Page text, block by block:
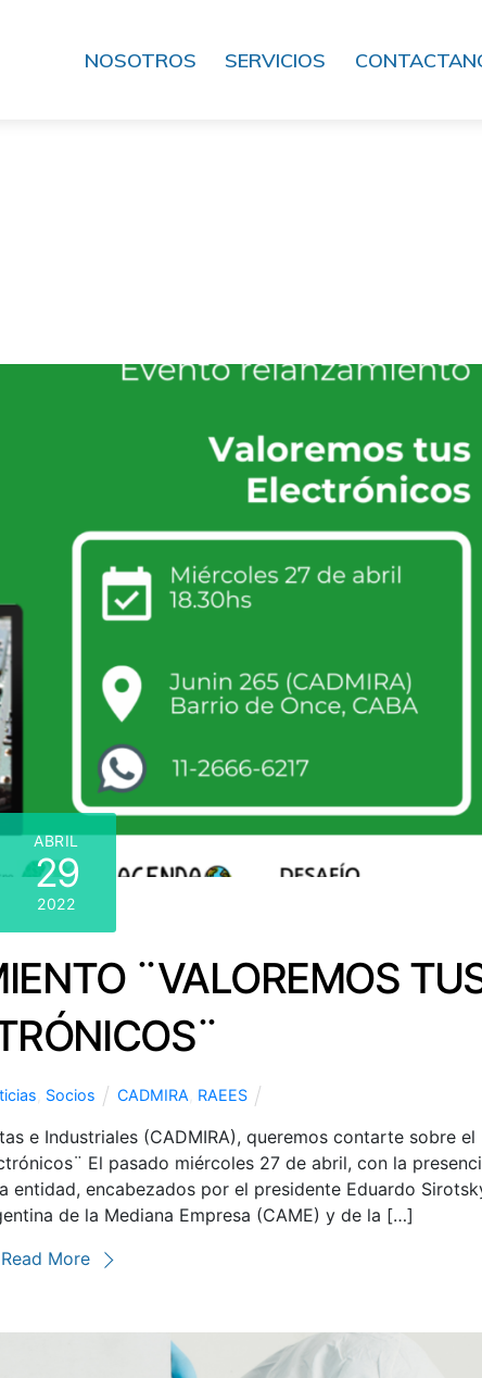
NOSOTROS SERVICIOS
ABRIL
29
2022
¨VALOREMOS
Socios CADMIRA RAEES
e Industriales (CADMIRA), queremos contarte sobre el
El pasado miércoles 27 de abril, con la
encabezados por el presidente Eduardo
de la Mediana Empresa (CAME) y de la […]
Read More